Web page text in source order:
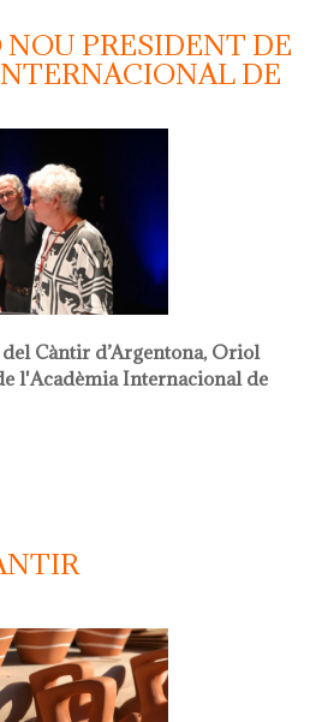
PRESIDENT DE
DE
Càntir d’Argentona, Oriol
l'Acadèmia Internacional de
oriol calvo nou president de
internacional de ceràmica